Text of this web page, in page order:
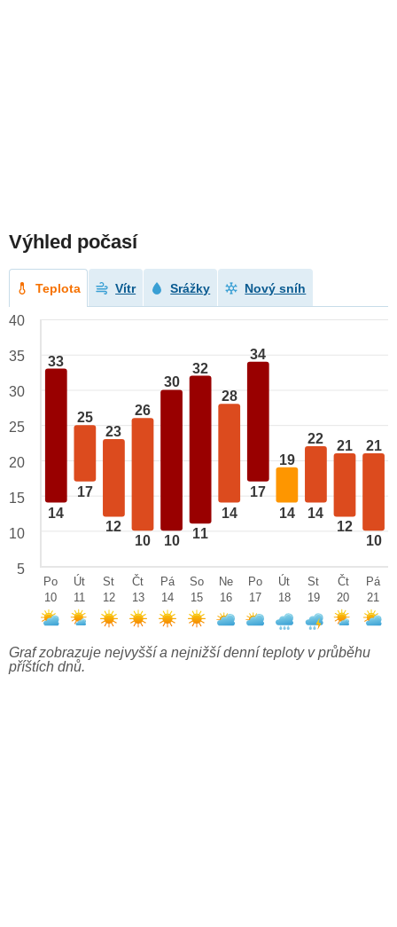
Výhled počasí
Teplota Vítr Srážky Nový sníh
33
14
25
17
23
12
26
10
30
10
32
11
28
14
34
17
19
14
22
14
21
12
21
10
40
35
30
25
20
15
10
5
Po
10
Út
11
St
12
Čt
13
Pá
14
So
15
Ne
16
Po
17
Út
18
St
19
Čt
20
Pá
21
Graf zobrazuje nejvyšší a nejnižší denní teploty v průběhu
příštích dnů.